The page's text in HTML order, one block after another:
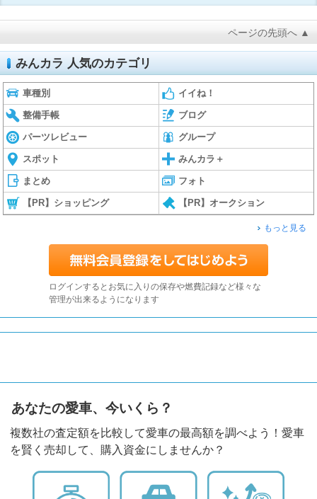
ページの先頭へ ▲
みんカラ 人気のカテゴリ
車種別 イイね！
整備手帳 ブログ
パーツレビュー グループ
スポット みんカラ＋
まとめ フォト
【PR】ショッピング 【PR】オークション
もっと見る
ログインするとお気に入りの保存や燃費記録など様々な
管理が出来るようになります
あなたの愛車、今いくら？
複数社の査定額を比較して愛車の最高額を調べよう！愛車
を賢く売却して、購入資金にしませんか？